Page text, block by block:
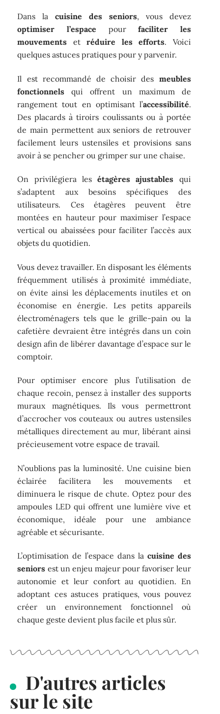
Dans lacuisine des seniors, vous devez
optimiser l’espace pourfaciliter les
mouvements etréduire les efforts. Voici
quelques astuces pratiques pour y parvenir.
Il est recommandé de choisir des meubles
fonctionnels qui offrent un maximum de
rangement tout en optimisant l’accessibilité.
Des placards à tiroirs coulissants ou à portée
de main permettent aux seniors de retrouver
facilement leurs ustensiles et provisions sans
avoir à se pencher ou grimper sur une chaise.
On privilégiera lesétagères ajustables qui
s’adaptent aux besoins spécifiques des
utilisateurs. Ces étagères peuvent être
montées en hauteur pour maximiser l’espace
vertical ou abaissées pour faciliter l’accès aux
objets du quotidien.
Vous devez travailler. En disposant les éléments
fréquemment utilisés à proximité immédiate,
on évite ainsi les déplacements inutiles et on
économise en énergie. Les petits appareils
électroménagers tels que le grille-pain ou la
cafetière devraient être intégrés dans un coin
design afin de libérer davantage d’espace sur le
comptoir.
Pour optimiser encore plus l’utilisation de
chaque recoin, pensez à installer des supports
muraux magnétiques. Ils vous permettront
d’accrocher vos couteaux ou autres ustensiles
métalliques directement au mur, libérant ainsi
précieusement votre espace de travail.
N’oublions pas la luminosité. Une cuisine bien
éclairée facilitera les mouvements et
diminuera le risque de chute. Optez pour des
ampoules LED qui offrent une lumière vive et
économique, idéale pour une ambiance
agréable et sécurisante.
L’optimisation de l’espace dans la cuisine des
seniors est un enjeu majeur pour favoriser leur
autonomie et leur confort au quotidien. En
adoptant ces astuces pratiques, vous pouvez
créer un environnement fonctionnel où
chaque geste devient plus facile et plus sûr.
D'autres articles
sur le site